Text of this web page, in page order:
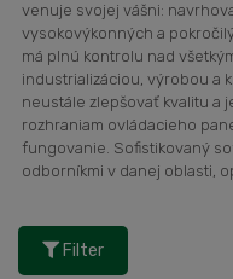
venuje svojej vášni:
vysokovýkonných a
má plnú kontrolu nad
industrializáciou, výrobou a
neustále zlepšovať kvalitu a
rozhraniam ovládacieho
fungovanie. Sofistikovaný
odborníkmi v danej oblasti,
Filter